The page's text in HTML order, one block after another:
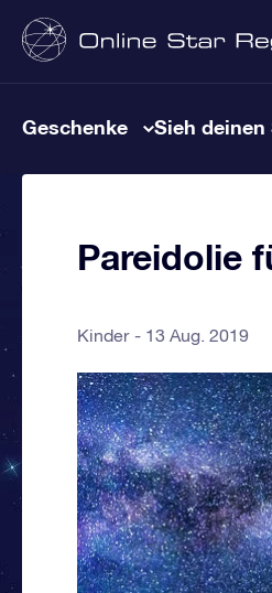
Geschenke Sieh deinen
Pareidolie
Kinder 13 Aug. 2019